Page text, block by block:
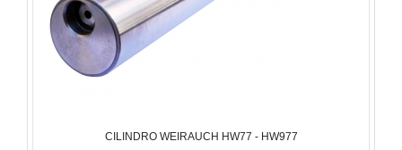
CILINDRO WEIRAUCH HW77 - HW977